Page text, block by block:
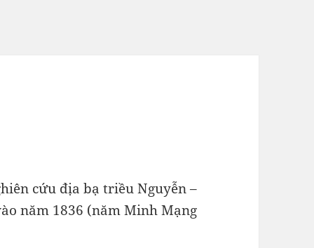
cứu địa bạ triều Nguyễn –
năm 1836 (năm Minh Mạng